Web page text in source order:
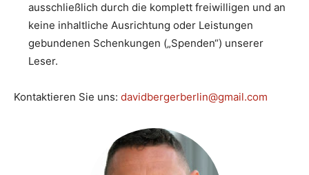
ausschließlich durch die komplett freiwilligen und an
keine inhaltliche Ausrichtung oder Leistungen
gebundenen Schenkungen („Spenden“) unserer
Leser.
Kontaktieren Sie uns: davidbergerberlin@gmail.com